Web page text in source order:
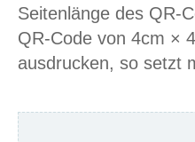
Seitenlänge des QR-
QR-Code von 4cm ×
ausdrucken, so setzt